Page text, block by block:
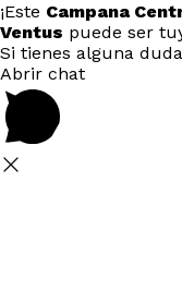
¡Este Campana
Ventus puede ser
Si tienes alguna
Abrir chat